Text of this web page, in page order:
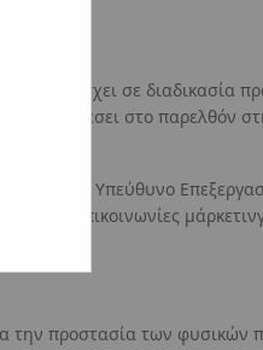
σε διαδικασία
συναινέσει στο παρελθόν
από τον Υπεύθυνο
σε επικοινωνίες
την προστασία των φυσικών